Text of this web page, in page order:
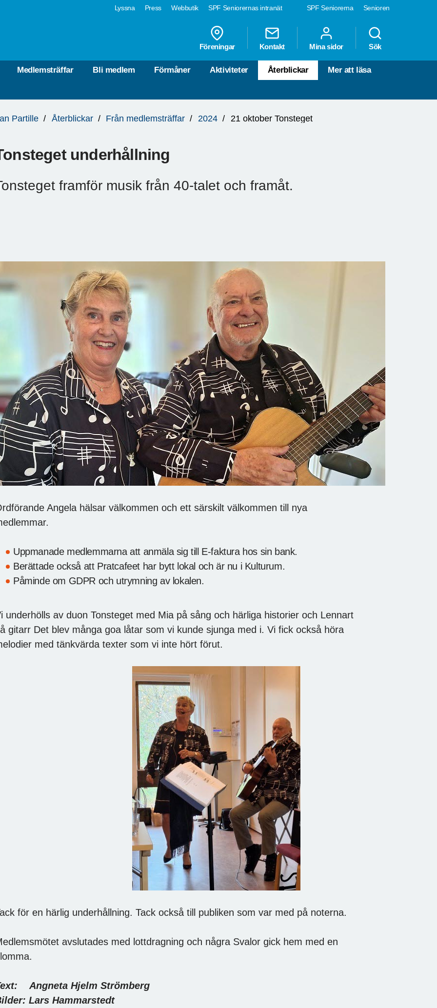
SPF Seniorerna Senioren
Lyssna Press Webbutik SPF Seniorernas intranät
Föreningar Kontakt Mina sidor Sök
Medlemsträffar Bli medlem Förmåner Aktiviteter Återblickar Mer att läsa
Partille Återblickar Från medlemsträffar 2024 21 oktober Tonsteget
underhållning
framför musik från 40-talet och framåt.
Angela hälsar välkommen och ett särskilt välkommen till nya
Uppmanade medlemmarna att anmäla sig till E-faktura hos sin bank.
Berättade också att Pratcafeet har bytt lokal och är nu i Kulturum.
Påminde om GDPR och utrymning av lokalen.
underhölls av duon Tonsteget med Mia på sång och härliga historier och Lennart
gitarr Det blev många goa låtar som vi kunde sjunga med i. Vi fick också höra
med tänkvärda texter som vi inte hört förut.
för en härlig underhållning. Tack också till publiken som var med på noterna.
avslutades med lottdragning och några Svalor gick hem med en
Angneta Hjelm Strömberg
Lars Hammarstedt